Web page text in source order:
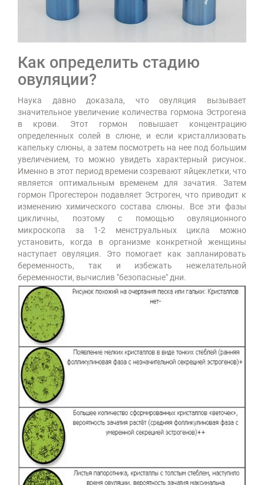
Как определить стадию
овуляции?
Наука давно доказала, что овуляция вызывает
значительное увеличение количества гормона Эстрогена
в крови. Этот гормон повышает концентрацию
определенных солей в слюне, и если кристаллизовать
капельку слюны, а затем посмотреть на нее под большим
увеличением, то можно увидеть характерный рисунок.
Именно в этот период времени созревают яйцеклетки, что
является оптимальным временем для зачатия. Затем
гормон Прогестерон подавляет Эстроген, что приводит к
изменению химического состава слюны. Все эти фазы
цикличны, поэтому с помощью овуляционного
микроскопа за 1-2 менструальных цикла можно
установить, когда в организме конкретной женщины
наступает овуляция. Это помогает как запланировать
беременность, так и избежать нежелательной
беременности, вычислив "безопасные" дни.